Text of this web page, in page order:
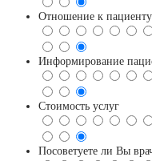
Отношение к пациенту
Информирование
Стоимость услуг
Посоветуете ли Вы